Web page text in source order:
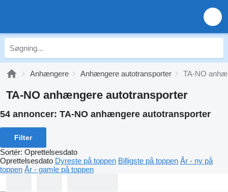
Anhængere Anhængere autotransporter TA-NO
TA-NO anhængere autotransporter
54 annoncer: TA-NO anhængere autotransporter
Filter
Sortér: Oprettelsesdato
Oprettelsesdato Dyreste på toppen Billigste på toppen År - ny på
toppen År - gamle på toppen